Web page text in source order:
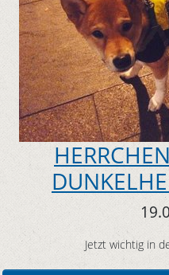
Jetzt wichtig in